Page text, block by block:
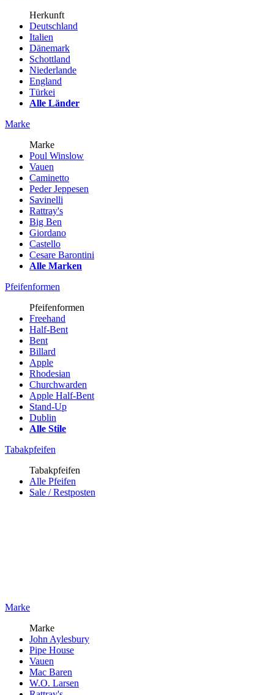
Herkunft
Deutschland
Italien
Dänemark
Schottland
Niederlande
England
Türkei
Alle Länder
Marke
Marke
Poul Winslow
Vauen
Caminetto
Peder Jeppesen
Savinelli
Rattray's
Big Ben
Giordano
Castello
Cesare Barontini
Alle Marken
Pfeifenformen
Pfeifenformen
Freehand
Half-Bent
Bent
Billard
Apple
Rhodesian
Churchwarden
Apple Half-Bent
Stand-Up
Dublin
Alle Stile
Tabakpfeifen
Tabakpfeifen
Alle Pfeifen
Sale / Restposten
Marke
Marke
John Aylesbury
Pipe House
Vauen
Mac Baren
W.O. Larsen